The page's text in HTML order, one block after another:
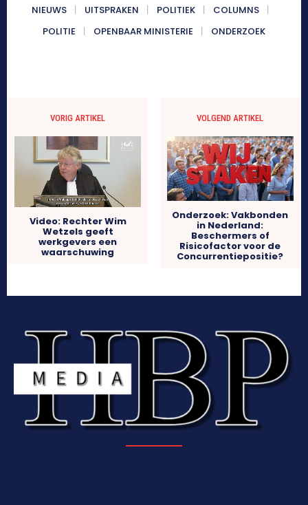
NIEUWS UITSPRAKEN POLITIEK
COLUMNS
POLITIE
OPENBAAR MINISTERIE ONDERZOEK
VORIG ARTIKEL
Video: Rechter Wim
Wetzels geeft
werkgevers een
waarschuwing
VOLGEND ARTIKEL
Onderzoek: Vakbonden
in Nederland:
Beschermers of
Risicofactor voor de
Concurrentiepositie?